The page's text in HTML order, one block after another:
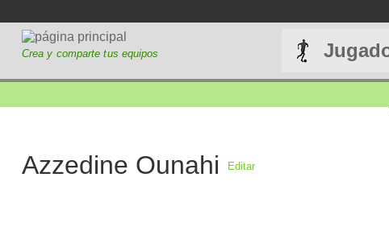
Crea y comparte tus equipos
Azzedine Ounahi Editar